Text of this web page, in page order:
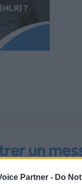
Partner - Do
un